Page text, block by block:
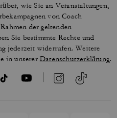
wie Sie an Veranstaltungen,
von Coach
der geltenden
Sie bestimmte Rechte und
jederzeit widerrufen. Weitere
in unsererDatenschutzerklärung.